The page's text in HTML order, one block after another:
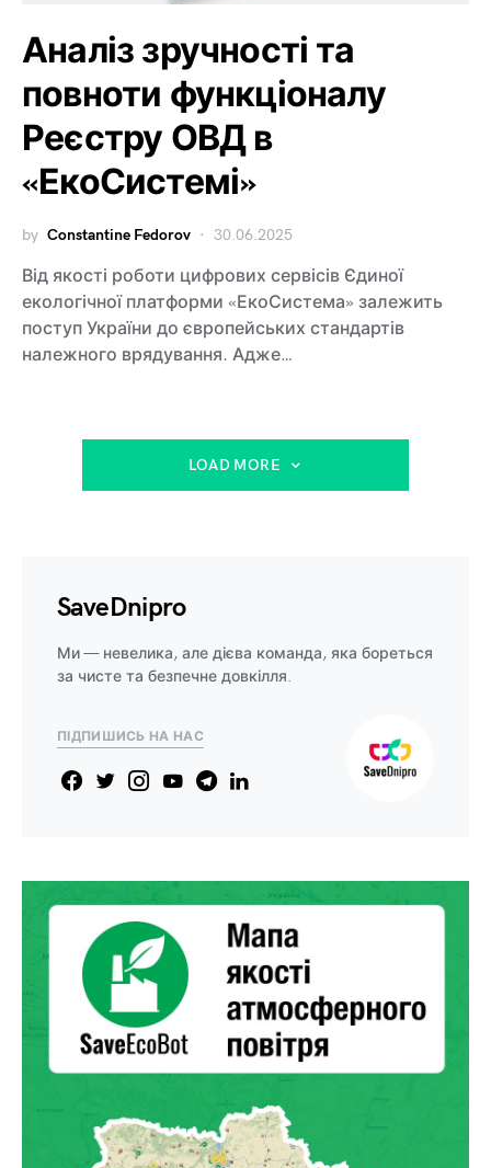
Аналіз зручності та
повноти функціоналу
Реєстру ОВД в
«ЕкоСистемі»
by Constantine Fedorov 30.06.2025
Від якості роботи цифрових сервісів Єдиної
екологічної платформи «ЕкоСистема» залежить
поступ України до європейських стандартів
належного врядування. Адже…
LOAD MORE
SaveDnipro
Ми — невелика, але дієва команда, яка бореться
за чисте та безпечне довкілля.
ПІДПИШИСЬ НА НАС